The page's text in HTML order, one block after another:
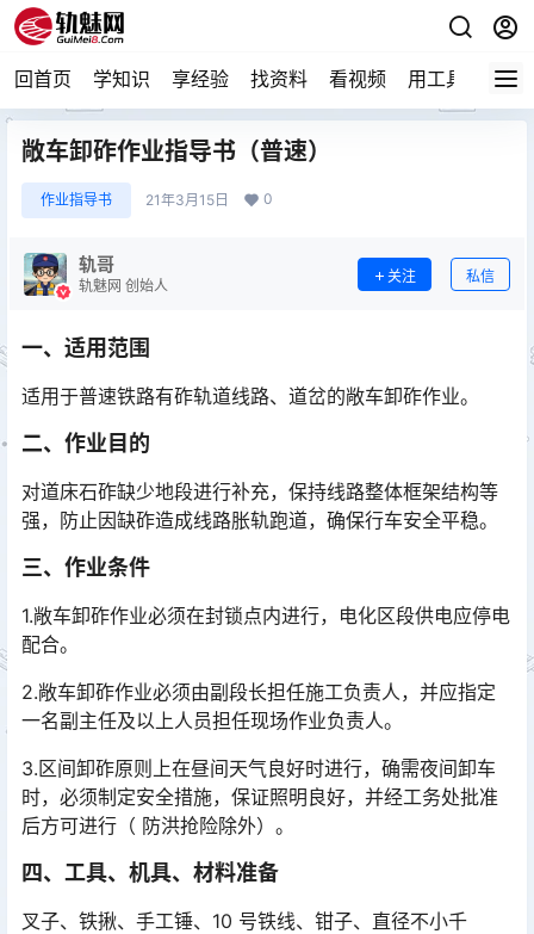
回首页 学知识 享经验 找资料 看视频 用工具 论技
敞车卸砟作业指导书（普速）
作业指导书 21年3月15日 0
轨哥
轨魅网 创始人
关注 私信
一、适用范围
适用于普速铁路有砟轨道线路、道岔的敞车卸砟作业。
二、作业目的
对道床石砟缺少地段进行补充，保持线路整体框架结构等
强，防止因缺砟造成线路胀轨跑道，确保行车安全平稳。
三、作业条件
1.敞车卸砟作业必须在封锁点内进行，电化区段供电应停电
配合。
2.敞车卸砟作业必须由副段长担任施工负责人，并应指定
一名副主任及以上人员担任现场作业负责人。
3.区间卸砟原则上在昼间天气良好时进行，确需夜间卸车
时，必须制定安全措施，保证照明良好，并经工务处批准
后方可进行（ 防洪抢险除外）。
四、工具、机具、材料准备
叉子、铁揪、手工锤、10 号铁线、钳子、直径不小千